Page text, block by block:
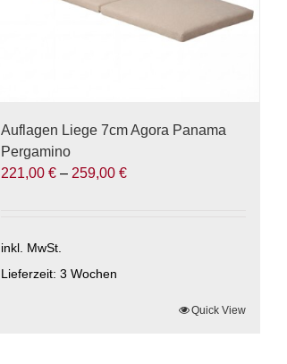
Auflagen Liege 7cm Agora Panama
Pergamino
221,00 € – 259,00 €
inkl. MwSt.
Lieferzeit: 3 Wochen
Quick View